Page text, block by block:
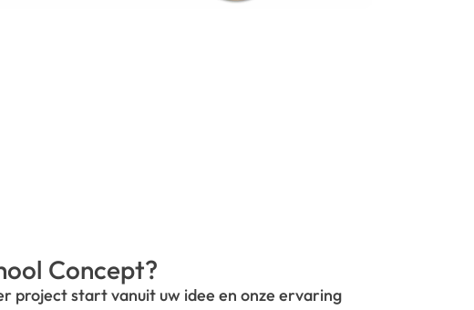
Concept?
project start vanuit uw idee en onze ervaring